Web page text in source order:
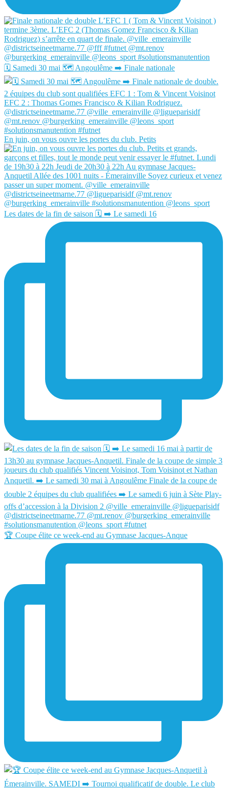
🗓️ Samedi 30 mai 🗺️ Angoulême ➡️ Finale nationale
En juin, on vous ouvre les portes du club. Petits
Les dates de la fin de saison 🗓️ ➡️ Le samedi 16
🏆 Coupe élite ce week-end au Gymnase Jacques-Anque